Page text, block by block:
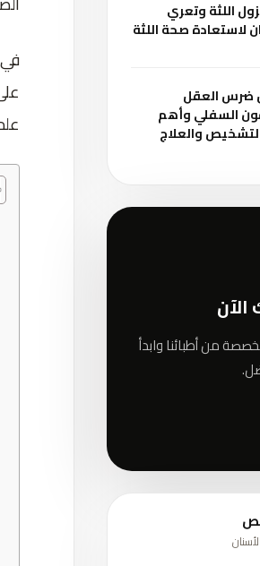
في
اللثة وتعري
لاستعادة صحة اللثة
ضرس العقل
السفلي وأهم
والعلاج
من أطبائنا وابدأ